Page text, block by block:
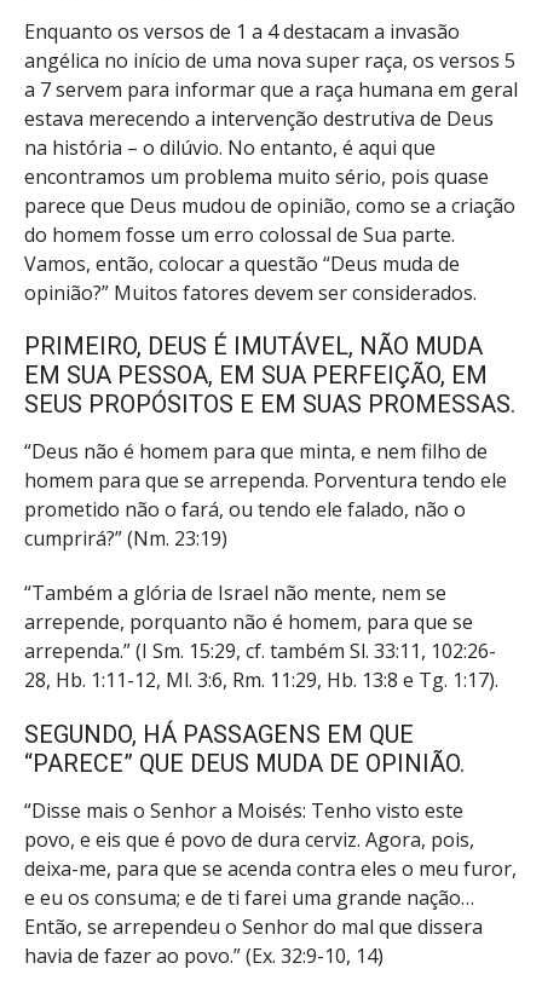
Enquanto os versos de 1 a 4 destacam a invasão
angélica no início de uma nova super raça, os versos 5
a 7 servem para informar que a raça humana em geral
estava merecendo a intervenção destrutiva de Deus
na história – o dilúvio. No entanto, é aqui que
encontramos um problema muito sério, pois quase
parece que Deus mudou de opinião, como se a criação
do homem fosse um erro colossal de Sua parte.
Vamos, então, colocar a questão “Deus muda de
opinião?” Muitos fatores devem ser considerados.
PRIMEIRO, DEUS É IMUTÁVEL, NÃO MUDA
EM SUA PESSOA, EM SUA PERFEIÇÃO, EM
SEUS PROPÓSITOS E EM SUAS PROMESSAS.
“Deus não é homem para que minta, e nem filho de
homem para que se arrependa. Porventura tendo ele
prometido não o fará, ou tendo ele falado, não o
cumprirá?” (Nm. 23:19)
“Também a glória de Israel não mente, nem se
arrepende, porquanto não é homem, para que se
arrependa.” (I Sm. 15:29, cf. também Sl. 33:11, 102:26-
28, Hb. 1:11-12, Ml. 3:6, Rm. 11:29, Hb. 13:8 e Tg. 1:17).
SEGUNDO, HÁ PASSAGENS EM QUE
“PARECE” QUE DEUS MUDA DE OPINIÃO.
“Disse mais o Senhor a Moisés: Tenho visto este
povo, e eis que é povo de dura cerviz. Agora, pois,
deixa-me, para que se acenda contra eles o meu furor,
e eu os consuma; e de ti farei uma grande nação…
Então, se arrependeu o Senhor do mal que dissera
havia de fazer ao povo.” (Ex. 32:9-10, 14)